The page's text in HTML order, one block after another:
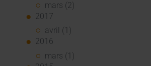
mars (2)
2017
avril (1)
2016
mars (1)